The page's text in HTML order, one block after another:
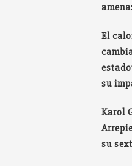
El
su
Karol
su